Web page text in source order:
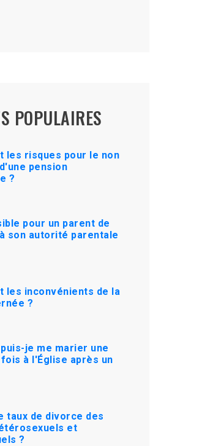
POPULAIRES
les risques pour le non
pension
?
pour un parent de
son autorité parentale
les inconvénients de la
?
je me marier une
à l'Église après un
taux de divorce des
et
?